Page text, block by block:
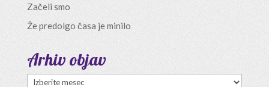
Začeli smo
Že predolgo časa je minilo
Arhiv objav
Arhiv